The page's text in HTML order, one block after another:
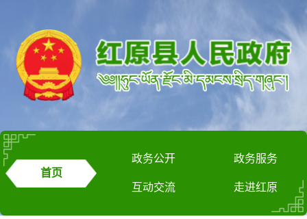
首页
政务公开 政务服务
互动交流 走进红原